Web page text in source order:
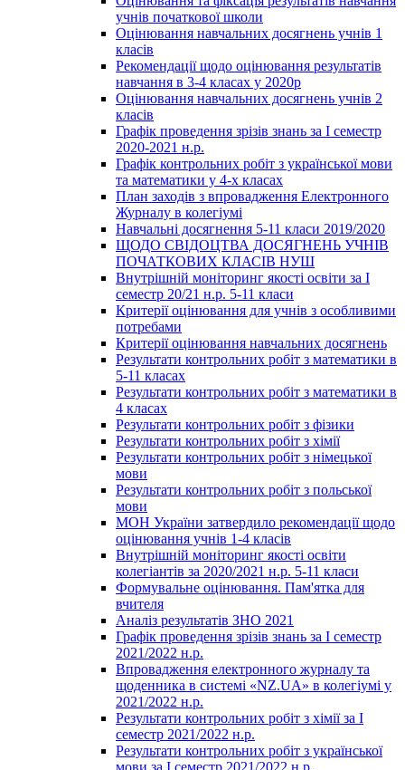
учнів початкової школи
Оцінювання навчальних досягнень учнів 1
класів
Рекомендації щодо оцінювання результатів
навчання в 3-4 класах у 2020р
Оцінювання навчальних досягнень учнів 2
класів
Графік проведення зрізів знань за І семестр
2020-2021 н.р.
Графік контрольних робіт з української мови
та математики у 4-х класах
План заходів з впровадження Електронного
Журналу в колегіумі
Навчальні досягнення 5-11 класи 2019/2020
ЩОДО СВІДОЦТВА ДОСЯГНЕНЬ УЧНІВ
ПОЧАТКОВИХ КЛАСІВ НУШ
Внутрішній моніторинг якості освіти за І
семестр 20/21 н.р. 5-11 класи
Критерії оцінювання для учнів з особливими
потребами
Критерії оцінювання навчальних досягнень
Результати контрольних робіт з математики в
5-11 класах
Результати контрольних робіт з математики в
4 класах
Результати контрольних робіт з фізики
Результати контрольних робіт з хімії
Результати контрольних робіт з німецької
мови
Результати контрольних робіт з польської
мови
МОН України затвердило рекомендації щодо
оцінювання учнів 1-4 класів
Внутрішній моніторинг якості освіти
колегіантів за 2020/2021 н.р. 5-11 класи
Формувальне оцінювання. Пам'ятка для
вчителя
Аналіз результатів ЗНО 2021
Графік проведення зрізів знань за І семестр
2021/2022 н.р.
Впровадження електронного журналу та
щоденника в системі «NZ.UA» в колегіумі у
2021/2022 н.р.
Результати контрольних робіт з хімії за І
семестр 2021/2022 н.р.
Результати контрольних робіт з української